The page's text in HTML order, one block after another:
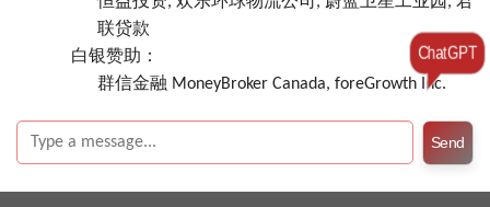
ChatGPT
联贷款
白银赞助：
群信金融 MoneyBroker Canada, foreGrowth Inc.
Send